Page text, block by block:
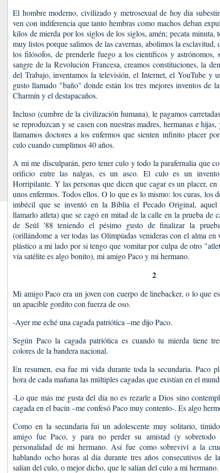
El hombre moderno, civilizado y metrosexual de hoy día
ven con indiferencia que tanto hembras como machos deban
kilos de mierda por los siglos de los siglos, amén; pecata minuta,
muy listos porque salimos de las cavernas, abolimos la esclavitud,
los filósofos, de prenderle fuego a los científicos y astrónomos,
sangre de la Revolución Francesa, creamos constituciones, la
del Trabajo, inventamos la televisión, el Internet, el YouTube y
gusto llamado "baño" donde están los tres mejores inventos de
Charmín y el destapacaños.
Incluso (cumbre de la civilización humana), le pagamos
se reproduzcan y se casen con nuestras madres, hermanas e
llamamos doctores a los enfermos que sienten infinito placer
culo cuando cumplimos 40 años.
A mi me disculparán, pero tener culo y todo la parafernalia que
orificio entre las nalgas, es un asco. El culo es un invento
Horripilante. Y las personas que dicen que cagar es un placer,
unos enfermos. Todos ellos. O lo que es lo mismo: los curas, los
imbécil que se inventó en la Biblia el Pecado Original,
llamarlo atleta) que se cagó en mitad de la calle en la prueba de
de Seúl '88 teniendo el pésimo gusto de finalizar la
(orillándome a ver todas las Olimpíadas venideras con el alma
plástico a mi lado por si tengo que vomitar por culpa de otro
vía satélite es algo bonito), mi amigo Paco y mi hermano.
2
Mi amigo Paco era un joven con cuerpo de linebacker, o lo que
un apacible gordito con fuerza de oso.
-Ayer me eché una cagada patriótica –me dijo Paco.
Según Paco la cagada patriótica es cuando tu mierda tiene
colores de la bandera nacional.
En resumen, esa fue mi vida durante toda la secundaria. Paco
hora de cada mañana las múltiples cagadas que existían en el
-Lo que más me gusta del día no es rezarle a Dios sino
cagada en el bacín –me confesó Paco muy contento-. Es algo
Como en la secundaria fui un adolescente muy solitario,
amigo fue Paco, y para no perder su amistad (y sobretodo
personalidad de mi hermano. Así fue como sobreviví a la
hablando ocho horas al día durante tres años consecutivos de
salían del culo, o mejor dicho, que le salían del culo a mi hermano.